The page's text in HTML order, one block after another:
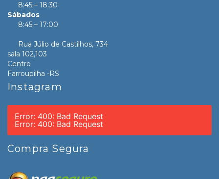
8:45 – 18:30
Sábados
8:45 – 17:00
Rua Júlio de Castilhos, 734
sala 102,103
Centro
Farroupilha -RS
Instagram
Error: 400: Bad Request
Error: 400: Bad Request
Compra Segura